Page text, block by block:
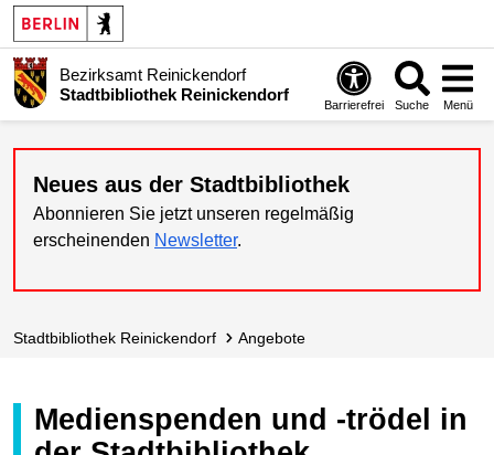
Bezirksamt Reinickendorf
Stadtbibliothek Reinickendorf
Barrierefrei Suche Menü
Neues aus der Stadtbibliothek
Abonnieren Sie jetzt unseren regelmäßig
erscheinenden Newsletter.
Stadt­bibliothek Reinickendorf Angebote
Medienspenden und -trödel in